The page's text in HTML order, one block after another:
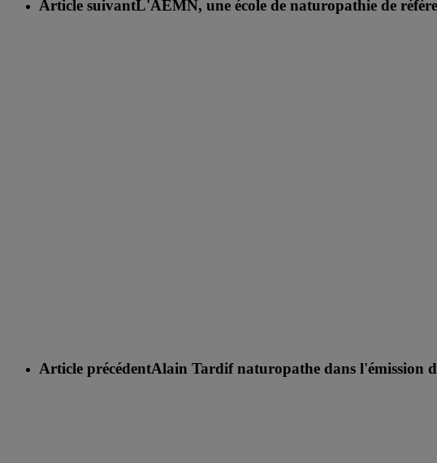
Article suivantL'AEMN, une école de naturopathie de
Article précédentAlain Tardif naturopathe dans l'émission